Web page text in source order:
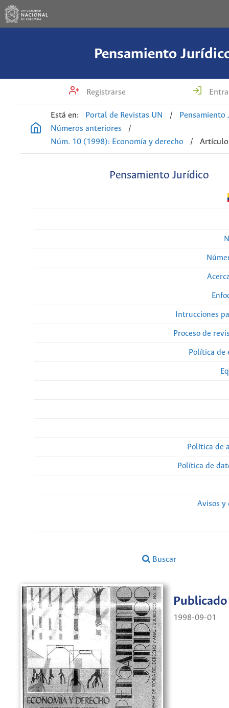
Pensamiento
Registrarse
Está en: Portal de Revistas UN /
Pensamiento
Números anteriores
/
Núm. 10 (1998): Economía y derecho
/
Pensamiento Jurídico
Intrucciones
Proceso de
Política
Política de
Política de
Avisos y
Buscar
Publicado
1998-09-01